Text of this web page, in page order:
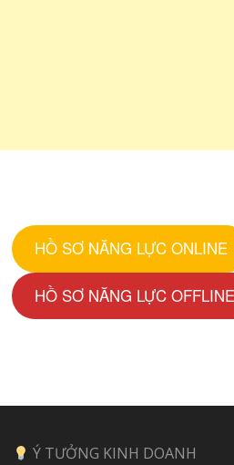
HỒ SƠ NĂNG LỰC ONLINE
HỒ SƠ NĂNG LỰC OFFLINE
Ý TƯỞNG KINH DOANH